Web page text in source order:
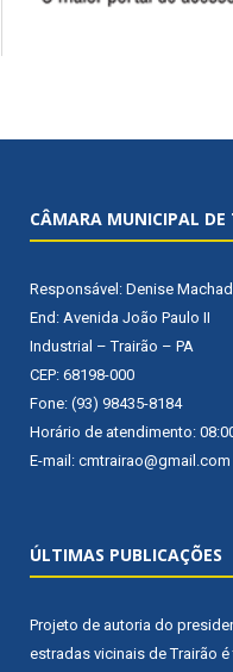
CÂMARA MUNICIPAL DE
Responsável: Denise
End: Avenida João Paulo II
Industrial – Trairão – PA
CEP: 68198-000
Fone: (93) 98435-8184
Horário de atendimento:
E-mail: cmtrairao@gmail.com
ÚLTIMAS PUBLICAÇÕES
Projeto de autoria do
estradas vicinais de Trairão